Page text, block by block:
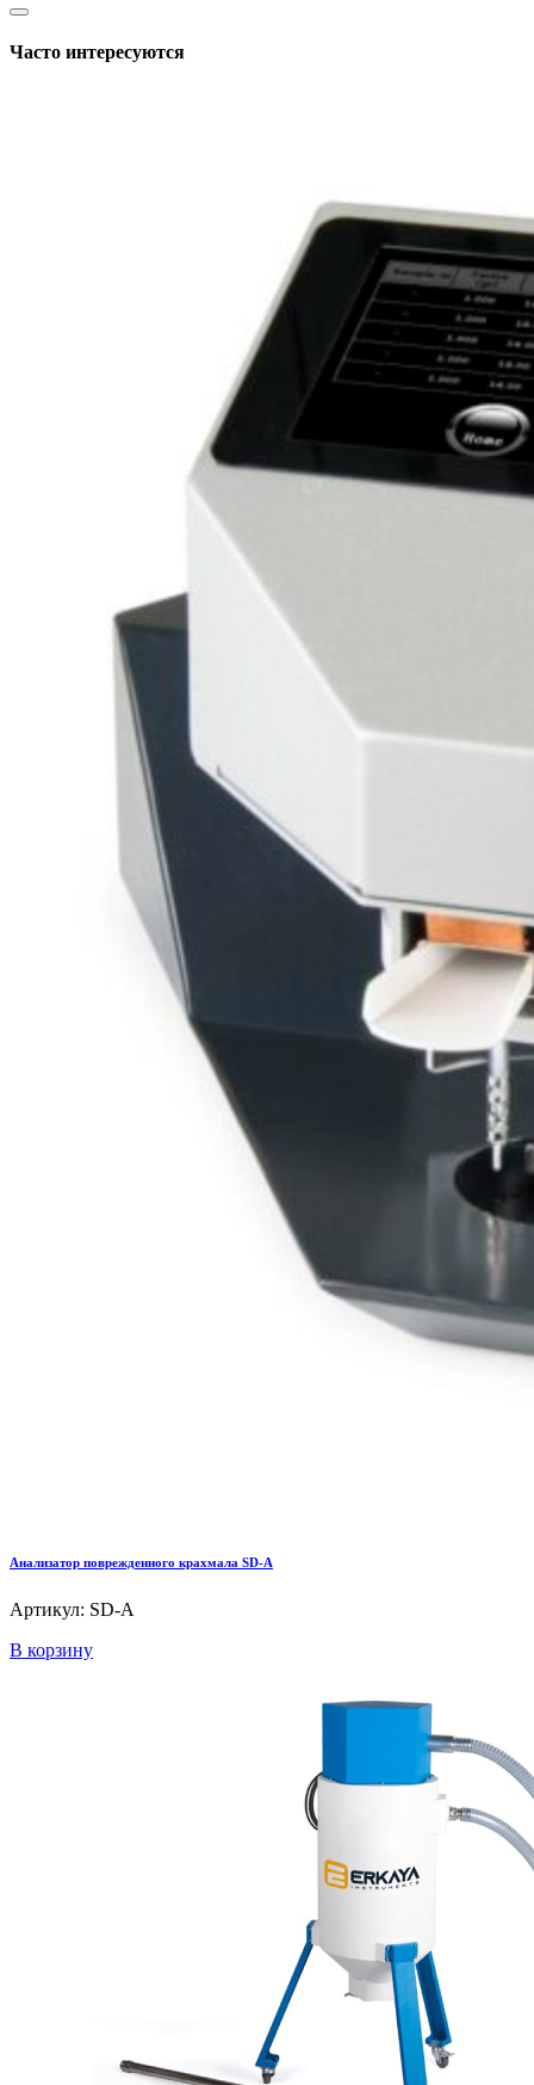
Часто интересуются
Анализатор поврежденного крахмала SD-A
Артикул: SD-A
В корзину